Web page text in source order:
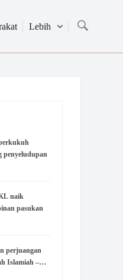
Lebih
penyeludupan
naik
pasukan
perjuangan
Islamiah –